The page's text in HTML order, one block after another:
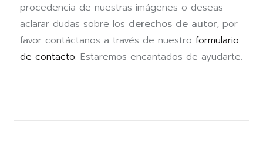
procedencia de nuestras imágenes o deseas
aclarar dudas sobre los derechos de autor, por
favor contáctanos a través de nuestro formulario
de contacto. Estaremos encantados de ayudarte.